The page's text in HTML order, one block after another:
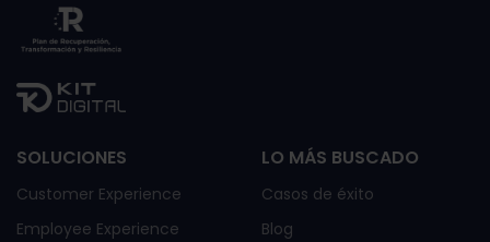
SOLUCIONES
Customer Experience
Employee Experience
LO MÁS BUSCADO
Casos de éxito
Blog